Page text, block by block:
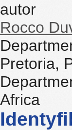
autor
Rocco
Pretoria,
Africa